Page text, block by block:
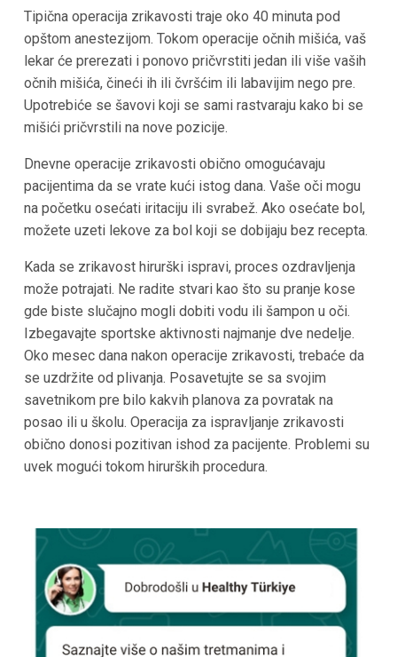
Tipična operacija zrikavosti traje oko 40 minuta pod
opštom anestezijom. Tokom operacije očnih mišića, vaš
lekar će prerezati i ponovo pričvrstiti jedan ili više vaših
očnih mišića, čineći ih ili čvršćim ili labavijim nego pre.
Upotrebiće se šavovi koji se sami rastvaraju kako bi se
mišići pričvrstili na nove pozicije.
Dnevne operacije zrikavosti obično omogućavaju
pacijentima da se vrate kući istog dana. Vaše oči mogu
na početku osećati iritaciju ili svrabež. Ako osećate bol,
možete uzeti lekove za bol koji se dobijaju bez recepta.
Kada se zrikavost hirurški ispravi, proces ozdravljenja
može potrajati. Ne radite stvari kao što su pranje kose
gde biste slučajno mogli dobiti vodu ili šampon u oči.
Izbegavajte sportske aktivnosti najmanje dve nedelje.
Oko mesec dana nakon operacije zrikavosti, trebaće da
se uzdržite od plivanja. Posavetujte se sa svojim
savetnikom pre bilo kakvih planova za povratak na
posao ili u školu. Operacija za ispravljanje zrikavosti
obično donosi pozitivan ishod za pacijente. Problemi su
uvek mogući tokom hirurških procedura.